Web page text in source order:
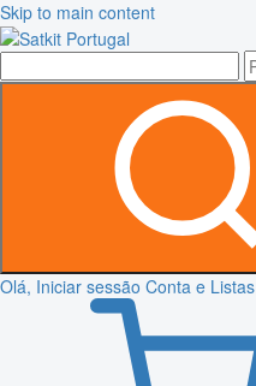
Skip to main content
Olá, Iniciar sessão Conta e Listas